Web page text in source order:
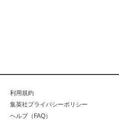
利用規約
集英社プライバシーポリシー
ヘルプ（FAQ）